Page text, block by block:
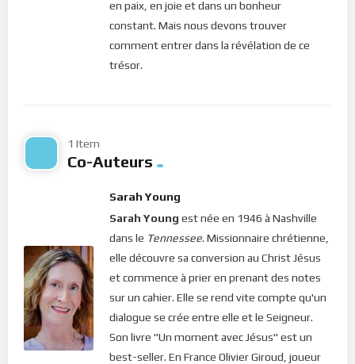
Seigneur, aujourd’hui, confirme ses bienfaits pour la guérison
et l’élevation de l’âme vers son Créateur. Ainsi, à chaque fois
que nous avons l’occasion d’aller à la rencontre de la nature,
contemplons les arbres, les montagnes, les fleurs, les
présence du Christ. En effet, même dans les noirceurs et les
descentes les plus douloureuses de nos vies, quand tout
création de Dieu nous apprend à nous relever et à raviver la
flamme de la beauté et de la sainteté enfouie au fond de
Bonne méditation.
Pour vous inscrire directement aux publications, veuillez
cliquer ici : [newsletter_button id=2 label=”S’abonner”
design=”twitter”]
en paix, en joie et dans un bonheur
constant. Mais nous devons trouver
comment entrer dans la révélation de ce
trésor.
1 Item
Co-Auteurs
Sarah Young
Sarah Young est née en 1946 à Nashville
dans le Tennessee. Missionnaire chrétienne,
elle découvre sa conversion au Christ Jésus
et commence à prier en prenant des notes
sur un cahier. Elle se rend vite compte qu'un
dialogue se crée entre elle et le Seigneur.
Son livre "Un moment avec Jésus" est un
best-seller. En France Olivier Giroud, joueur